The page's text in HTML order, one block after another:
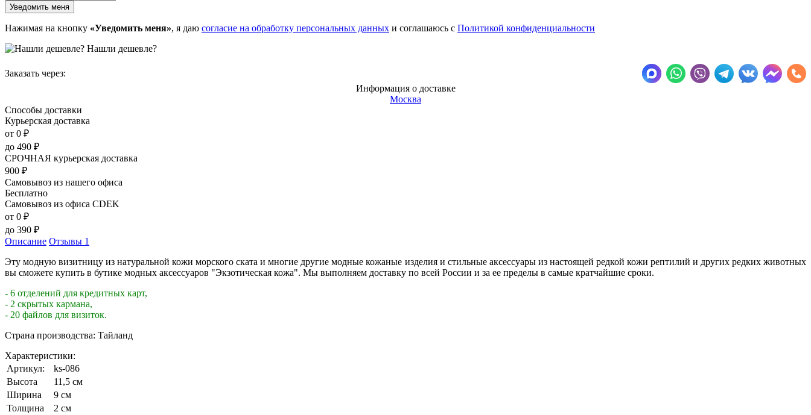
Нажимая на кнопку «Уведомить меня», я даю согласие на обработку персональных данных и соглашаюсь с Политикой конфиденциальности
Нашли дешевле?
Заказать через:
Информация о доставке
Москва
Способы доставки
Курьерская доставка
от 0 ₽
до 490 ₽
СРОЧНАЯ курьерская доставка
900 ₽
Самовывоз из нашего офиса
Бесплатно
Самовывоз из офиса CDEK
от 0 ₽
до 390 ₽
Описание Отзывы 1
Эту модную визитницу из натуральной кожи морского ската и многие другие модные кожаные изделия и стильные аксессуары из настоящей редкой кожи рептилий и других редких животных
вы сможете купить в бутике модных аксессуаров "Экзотическая кожа". Мы выполняем доставку по всей России и за ее пределы в самые кратчайшие сроки.
- 6 отделений для кредитных карт,
- 2 скрытых кармана,
- 20 файлов для визиток.
Страна производства: Тайланд
Характеристики:
Артикул:
ks-086
Высота
11,5 см
Ширина
9 см
Толщина
2 см